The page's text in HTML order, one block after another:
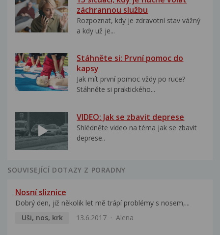
záchrannou službu
Rozpoznat, kdy je zdravotní stav vážný
a kdy už je...
Stáhněte si: První pomoc do
kapsy
Jak mít první pomoc vždy po ruce?
Stáhněte si praktického...
VIDEO: Jak se zbavit deprese
Shlédněte video na téma jak se zbavit
deprese..
SOUVISEJÍCÍ DOTAZY Z PORADNY
Nosní sliznice
Dobrý den, již několik let mě trápí problémy s nosem,...
Uši, nos, krk
13.6.2017 Alena